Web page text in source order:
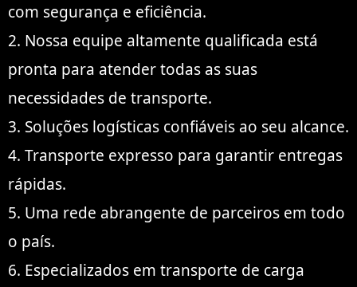
com segurança e eficiência.
2. Nossa equipe altamente qualificada está
pronta para atender todas as suas
necessidades de transporte.
3. Soluções logísticas confiáveis ​​ao seu alcance.
4. Transporte expresso para garantir entregas
rápidas.
5. Uma rede abrangente de parceiros em todo
o país.
6. Especializados em transporte de carga